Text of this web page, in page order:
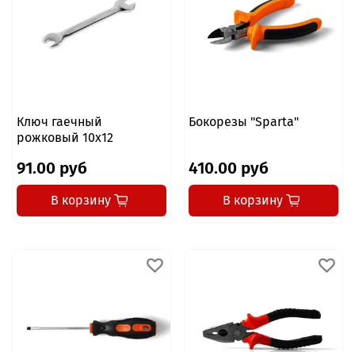
Ключ гаечный
рожковый 10x12
91.00 руб
В корзину
Бокорезы "Sparta"
410.00 руб
В корзину